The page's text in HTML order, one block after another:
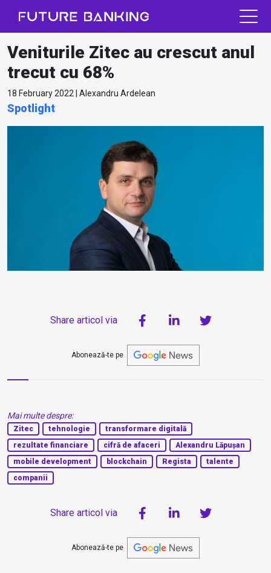
Veniturile Zitec au crescut anul
trecut cu 68%
18 February 2022 | Alexandru Ardelean
Spotlight
Share articol via
Abonează-te pe
Mai multe despre:
Zitec tehnologie
transformare digitală
rezultate financiare
cifră de afaceri
Alexandru Lăpușan
mobile development
blockchain Regista
talente
companii
Share articol via
Abonează-te pe